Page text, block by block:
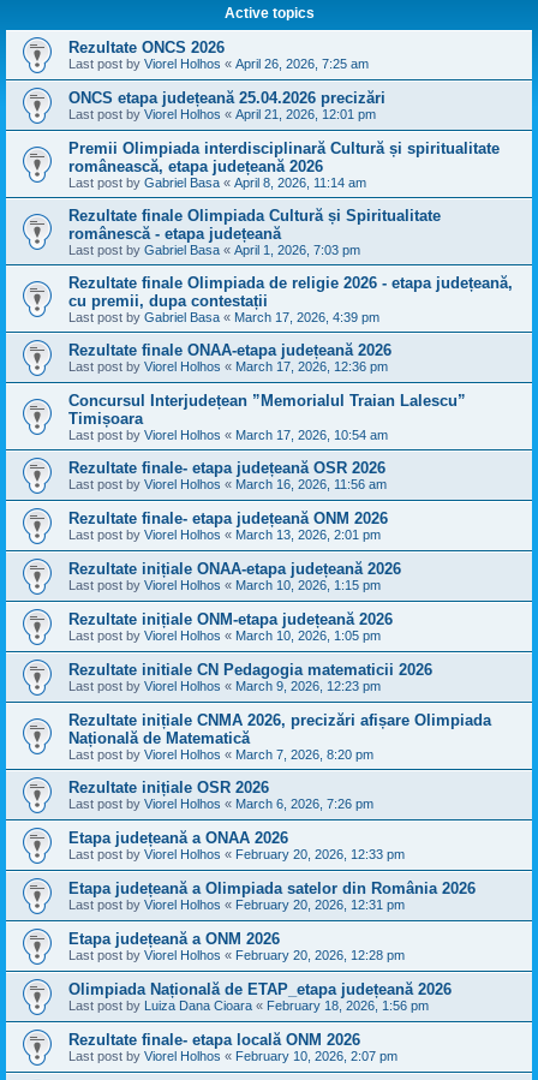
Active topics
Rezultate ONCS 2026
Last post by Viorel Holhos « April 26, 2026, 7:25 am
ONCS etapa județeană 25.04.2026 precizări
Last post by Viorel Holhos « April 21, 2026, 12:01 pm
Premii Olimpiada interdisciplinară Cultură și spiritualitate
românească, etapa județeană 2026
Last post by Gabriel Basa « April 8, 2026, 11:14 am
Rezultate finale Olimpiada Cultură și Spiritualitate
românescă - etapa județeană
Last post by Gabriel Basa « April 1, 2026, 7:03 pm
Rezultate finale Olimpiada de religie 2026 - etapa județeană,
cu premii, dupa contestații
Last post by Gabriel Basa « March 17, 2026, 4:39 pm
Rezultate finale ONAA-etapa județeană 2026
Last post by Viorel Holhos « March 17, 2026, 12:36 pm
Concursul Interjudețean ”Memorialul Traian Lalescu”
Timișoara
Last post by Viorel Holhos « March 17, 2026, 10:54 am
Rezultate finale- etapa județeană OSR 2026
Last post by Viorel Holhos « March 16, 2026, 11:56 am
Rezultate finale- etapa județeană ONM 2026
Last post by Viorel Holhos « March 13, 2026, 2:01 pm
Rezultate inițiale ONAA-etapa județeană 2026
Last post by Viorel Holhos « March 10, 2026, 1:15 pm
Rezultate inițiale ONM-etapa județeană 2026
Last post by Viorel Holhos « March 10, 2026, 1:05 pm
Rezultate initiale CN Pedagogia matematicii 2026
Last post by Viorel Holhos « March 9, 2026, 12:23 pm
Rezultate inițiale CNMA 2026, precizări afișare Olimpiada
Națională de Matematică
Last post by Viorel Holhos « March 7, 2026, 8:20 pm
Rezultate inițiale OSR 2026
Last post by Viorel Holhos « March 6, 2026, 7:26 pm
Etapa județeană a ONAA 2026
Last post by Viorel Holhos « February 20, 2026, 12:33 pm
Etapa județeană a Olimpiada satelor din România 2026
Last post by Viorel Holhos « February 20, 2026, 12:31 pm
Etapa județeană a ONM 2026
Last post by Viorel Holhos « February 20, 2026, 12:28 pm
Olimpiada Națională de ETAP_etapa județeană 2026
Last post by Luiza Dana Cioara « February 18, 2026, 1:56 pm
Rezultate finale- etapa locală ONM 2026
Last post by Viorel Holhos « February 10, 2026, 2:07 pm